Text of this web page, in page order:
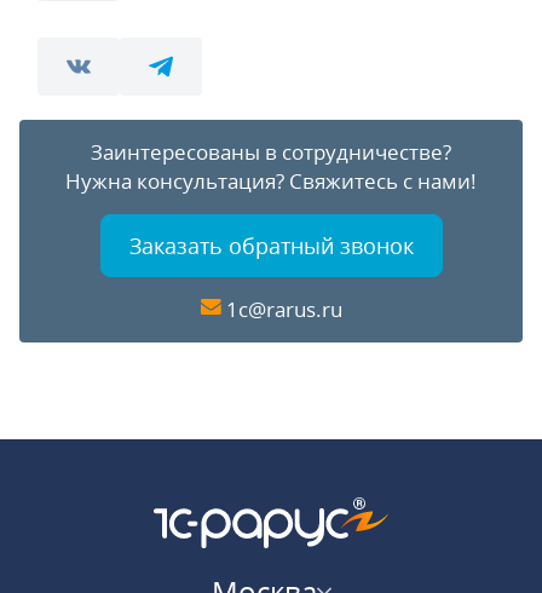
Заинтересованы в сотрудничестве?
Нужна консультация? Свяжитесь с нами!
Заказать обратный звонок
1c@rarus.ru